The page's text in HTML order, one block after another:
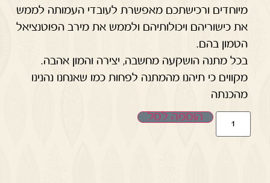
מיוחדים ורכישתכם מאפשרת לעובדי העמותה לממש
את כישוריהם ויכולותיהם ולממש את מירב הפוטנציאל
הטמון בהם.
בכל מתנה הושקעה מחשבה, יצירה והמון אהבה.
מקווים כי תיהנו מהמתנה לפחות כמו שאנחנו נהנינו
מהכנתה
הוספה לסל